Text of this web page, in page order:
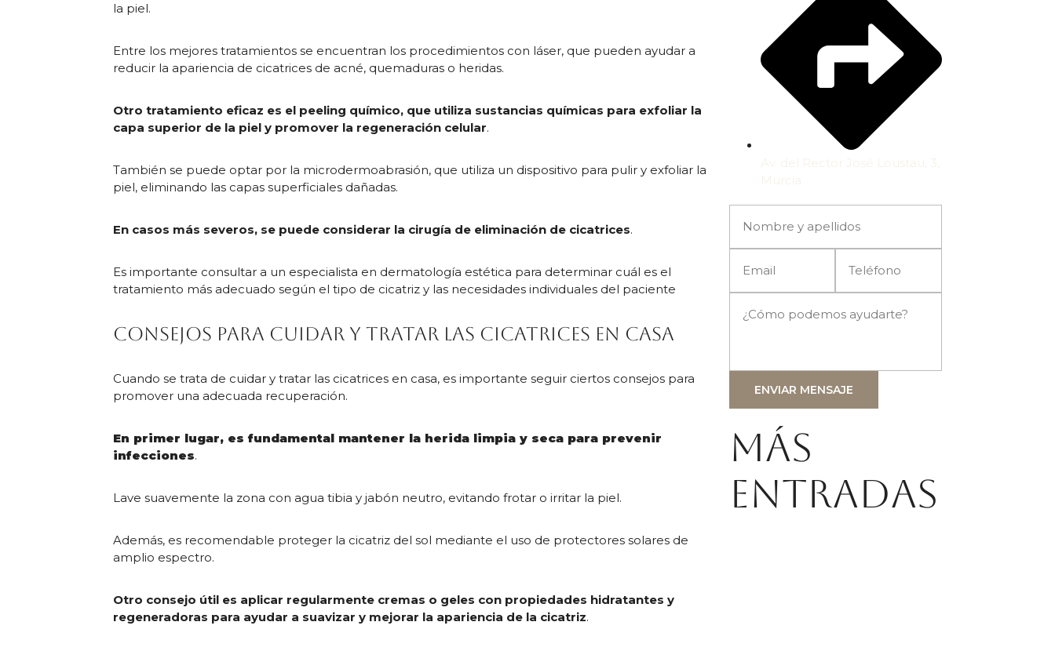
la piel.
Entre los mejores tratamientos se encuentran los procedimientos con láser, que pueden ayudar a
reducir la apariencia de cicatrices de acné, quemaduras o heridas.
Otro tratamiento eficaz es el peeling químico, que utiliza sustancias químicas para exfoliar la
capa superior de la piel y promover la regeneración celular.
También se puede optar por la microdermoabrasión, que utiliza un dispositivo para pulir y exfoliar la
piel, eliminando las capas superficiales dañadas.
En casos más severos, se puede considerar la cirugía de eliminación de cicatrices.
Es importante consultar a un especialista en dermatología estética para determinar cuál es el
tratamiento más adecuado según el tipo de cicatriz y las necesidades individuales del paciente
Consejos para cuidar y tratar las cicatrices en casa
Cuando se trata de cuidar y tratar las cicatrices en casa, es importante seguir ciertos consejos para
promover una adecuada recuperación.
En primer lugar, es fundamental mantener la herida limpia y seca para prevenir
infecciones.
Lave suavemente la zona con agua tibia y jabón neutro, evitando frotar o irritar la piel.
Además, es recomendable proteger la cicatriz del sol mediante el uso de protectores solares de
amplio espectro.
Otro consejo útil es aplicar regularmente cremas o geles con propiedades hidratantes y
regeneradoras para ayudar a suavizar y mejorar la apariencia de la cicatriz.
ENVIAR MENSAJE
Más
entradas